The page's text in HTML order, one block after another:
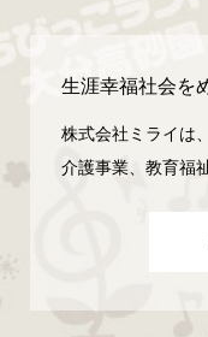
生涯幸福社会を
株式会社ミライは
介護事業、教育福